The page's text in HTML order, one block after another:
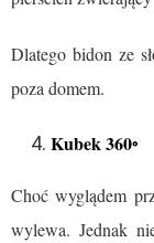
Dlatego bidon ze
poza domem.
Kubek 360◦
Choć wyglądem
wylewa. Jednak